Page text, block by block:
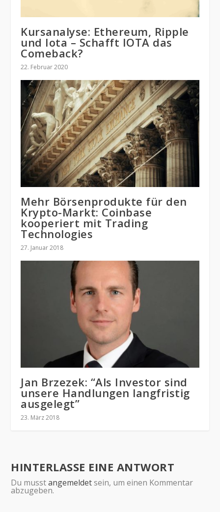
Kursanalyse: Ethereum, Ripple
und Iota – Schafft IOTA das
Comeback?
22. Februar 2020
Mehr Börsenprodukte für den
Krypto-Markt: Coinbase
kooperiert mit Trading
Technologies
27. Januar 2018
Jan Brzezek: “Als Investor sind
unsere Handlungen langfristig
ausgelegt”
23. März 2018
HINTERLASSE EINE ANTWORT
Du musstangemeldetsein, um einen Kommentar
abzugeben.